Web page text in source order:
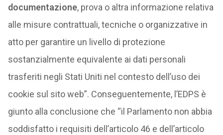
documentazione, prova o altra informazione relativa
alle misure contrattuali, tecniche o organizzative in
atto per garantire un livello di protezione
sostanzialmente equivalente ai dati personali
trasferiti negli Stati Uniti nel contesto dell’uso dei
cookie sul sito web”. Conseguentemente, l’EDPS è
giunto alla conclusione che “il Parlamento non abbia
soddisfatto i requisiti dell’articolo 46 e dell’articolo